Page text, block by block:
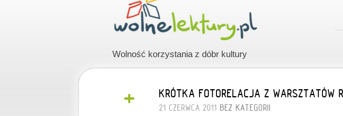
Wolność korzystania z dóbr kultury
+ KRÓTKA FOTORELACJA Z WARSZTATÓW
21 CZERWCA 2011 BEZ KATEGORII